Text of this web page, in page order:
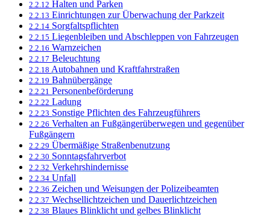
2.2.12 Halten und Parken
2.2.13 Einrichtungen zur Überwachung der Parkzeit
2.2.14 Sorgfaltspflichten
2.2.15 Liegenbleiben und Abschleppen von Fahrzeugen
2.2.16 Warnzeichen
2.2.17 Beleuchtung
2.2.18 Autobahnen und Kraftfahrstraßen
2.2.19 Bahnübergänge
2.2.21 Personenbeförderung
2.2.22 Ladung
2.2.23 Sonstige Pflichten des Fahrzeugführers
2.2.26 Verhalten an Fußgängerüberwegen und gegenüber
Fußgängern
2.2.29 Übermäßige Straßenbenutzung
2.2.30 Sonntagsfahrverbot
2.2.32 Verkehrshindernisse
2.2.34 Unfall
2.2.36 Zeichen und Weisungen der Polizeibeamten
2.2.37 Wechsellichtzeichen und Dauerlichtzeichen
2.2.38 Blaues Blinklicht und gelbes Blinklicht